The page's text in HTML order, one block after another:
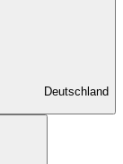
Deutschland